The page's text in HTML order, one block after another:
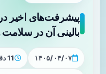
پیشرفت‌های اخیر
بالینی آن در سلامت
۱۴۰۵/۰۴/۰۷ 11 دقیقه